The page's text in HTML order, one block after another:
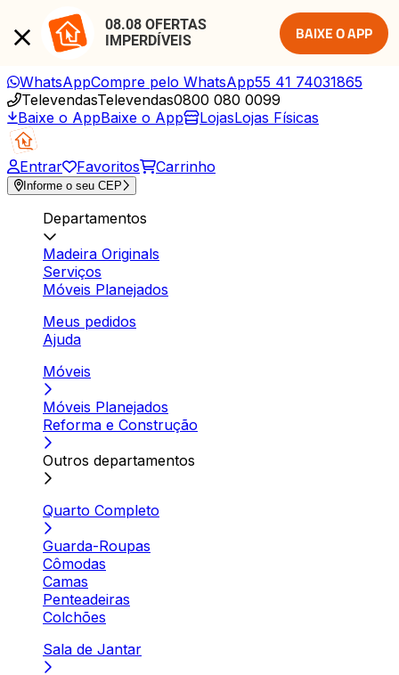
08.08 OFERTAS
IMPERDÍVEIS
BAIXE O APP
WhatsAppCompre pelo WhatsApp55 41 74031865
TelevendasTelevendas0800 080 0099
Baixe o AppBaixe o App LojasLojas Físicas
Entrar Favoritos Carrinho
Informe o seu CEP
Departamentos
Madeira Originals
Serviços
Móveis Planejados
Meus pedidos
Ajuda
Móveis
Móveis Planejados
Reforma e Construção
Outros departamentos
Quarto Completo
Guarda-Roupas
Cômodas
Camas
Penteadeiras
Colchões
Sala de Jantar